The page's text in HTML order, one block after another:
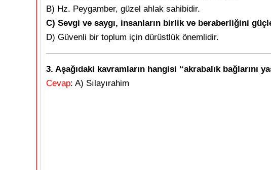
B) Hz. Peygamber, güzel ahlak sahibidir.
C) Sevgi ve saygı, insanların birlik ve beraberliğini
D) Güvenli bir toplum için dürüstlük önemlidir.
3. Aşağıdaki kavramların hangisi “akrabalık
Cevap: A) Sılayırahim